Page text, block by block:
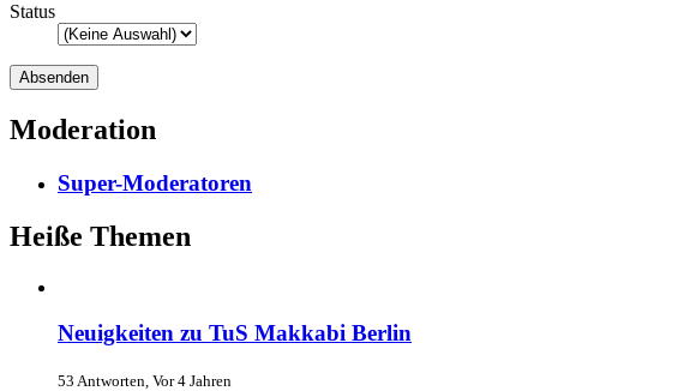
Status
Moderation
Super-Moderatoren
Heiße Themen
Neuigkeiten zu TuS Makkabi Berlin
53 Antworten, Vor 4 Jahren